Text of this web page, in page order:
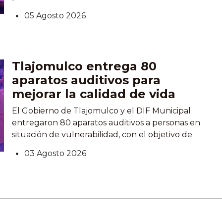
agosto en Atemajac de Brizuela, donde se
05 Agosto 2026
Tlajomulco entrega 80
aparatos auditivos para
mejorar la calidad de vida
El Gobierno de Tlajomulco y el DIF Municipal
entregaron 80 aparatos auditivos a personas en
situación de vulnerabilidad, con el objetivo de
vida. Los apoyos fueron posibles gracias a los
03 Agosto 2026